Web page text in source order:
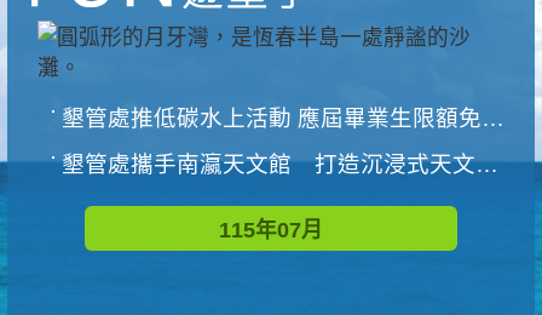
墾管處推低碳水上活動 應屆畢業生限額免費參加
墾管處攜手南瀛天文館 打造沉浸式天文探索營隊
115年07月